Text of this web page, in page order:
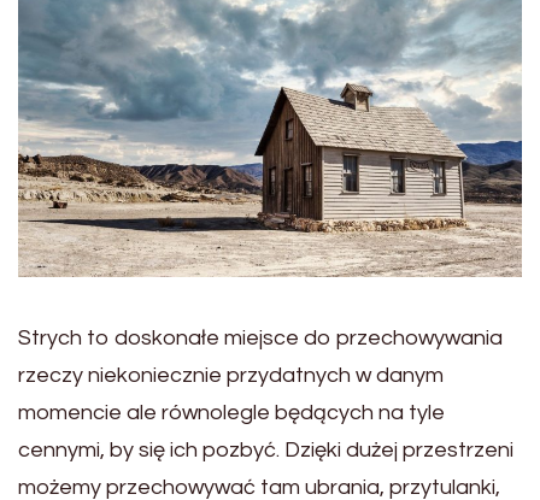
Strych to doskonałe miejsce do przechowywania
rzeczy niekoniecznie przydatnych w danym
momencie ale równolegle będących na tyle
cennymi, by się ich pozbyć. Dzięki dużej przestrzeni
możemy przechowywać tam ubrania, przytulanki,